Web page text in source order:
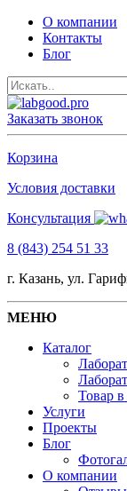
О компании
Контакты
Блог
Заказать звонок
Корзина
Условия доставки
Консультация
8 (843) 254 51 33
г. Казань, ул.
МЕНЮ
Каталог
Товар
Услуги
Проекты
Блог
О компании